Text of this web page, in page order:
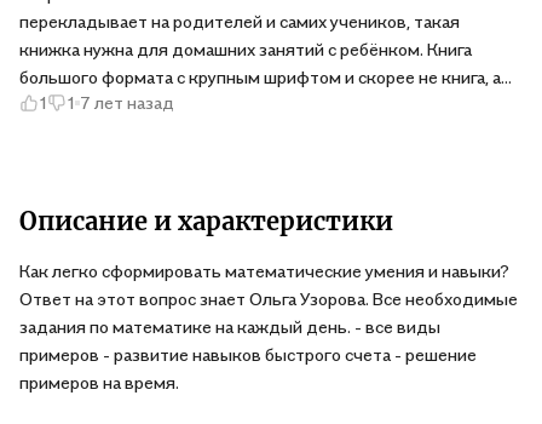
перекладывает на родителей и самих учеников, такая
книжка нужна для домашних занятий с ребёнком. Книга
большого формата с крупным шрифтом и скорее не книга, а
тетрадь с заданиями. Жаль, что у неё мягкая обложка -
1 1 7 лет назад
Описание и характеристики
Как легко сформировать математические умения и навыки?
Ответ на этот вопрос знает Ольга Узорова. Все необходимые
задания по математике на каждый день. - все виды
примеров - развитие навыков быстрого счета - решение
примеров на время.